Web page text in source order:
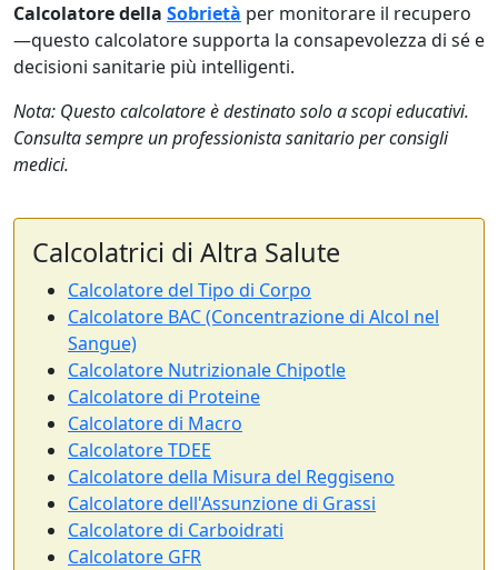
Calcolatore della Sobrietà per monitorare il recupero
—questo calcolatore supporta la consapevolezza di sé e
decisioni sanitarie più intelligenti.
Nota: Questo calcolatore è destinato solo a scopi educativi.
Consulta sempre un professionista sanitario per consigli
medici.
Calcolatrici di Altra Salute
Calcolatore del Tipo di Corpo
Calcolatore BAC (Concentrazione di Alcol nel
Sangue)
Calcolatore Nutrizionale Chipotle
Calcolatore di Proteine
Calcolatore di Macro
Calcolatore TDEE
Calcolatore della Misura del Reggiseno
Calcolatore dell'Assunzione di Grassi
Calcolatore di Carboidrati
Calcolatore GFR